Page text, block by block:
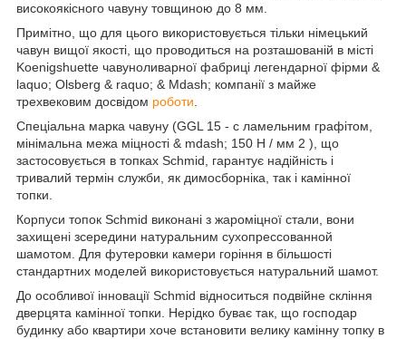
високоякісного чавуну товщиною до 8 мм.
Примітно, що для цього використовується тільки німецький
чавун вищої якості, що проводиться на розташованій в місті
Koenigshuette чавуноливарної фабриці легендарної фірми &
laquo; Olsberg & raquo; & Mdash; компанії з майже
трехвековим досвідом роботи
Спеціальна марка чавуну (GGL 15 - c ламельним графітом,
мінімальна межа міцності & mdash; 150 Н / мм 2 ), що
застосовується в топках Schmid, гарантує надійність і
тривалий термін служби, як димосборніка, так і камінної
топки.
Корпуси топок Schmid виконані з жароміцної стали, вони
захищені зсередини натуральним сухопрессованной
шамотом. Для футеровки камери горіння в більшості
стандартних моделей використовується натуральний шамот.
До особливої інновації Schmid відноситься подвійне скління
дверцята камінної топки. Нерідко буває так, що господар
будинку або квартири хоче встановити велику камінну топку в